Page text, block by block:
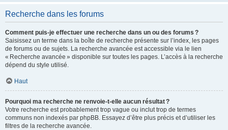
Recherche dans les forums
Comment puis-je effectuer une recherche dans un ou des forums ?
Saisissez un terme dans la boîte de recherche présente sur l’index, les pages
de forums ou de sujets. La recherche avancée est accessible via le lien
« Recherche avancée » disponible sur toutes les pages. L’accès à la recherche
dépend du style utilisé.
Haut
Pourquoi ma recherche ne renvoie-t-elle aucun résultat ?
Votre recherche est probablement trop vague ou inclut trop de termes
communs non indexés par phpBB. Essayez d’être plus précis et d’utiliser les
filtres de la recherche avancée.